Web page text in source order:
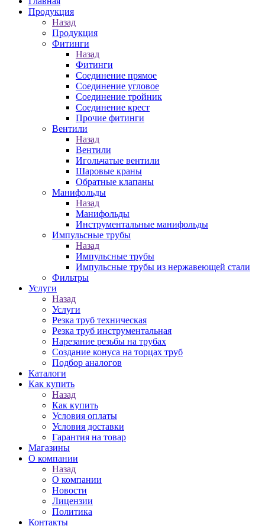
Продукция
Назад
Продукция
Фитинги
Назад
Фитинги
Соединение прямое
Соединение угловое
Соединение тройник
Соединение крест
Прочие фитинги
Вентили
Назад
Вентили
Игольчатые вентили
Шаровые краны
Обратные клапаны
Манифольды
Назад
Манифольды
Инструментальные манифольды
Импульсные трубы
Назад
Импульсные трубы
Импульсные трубы из нержавеющей стали
Фильтры
Услуги
Назад
Услуги
Резка труб техническая
Резка труб инструментальная
Нарезание резьбы на трубах
Создание конуса на торцах труб
Подбор аналогов
Каталоги
Как купить
Назад
Как купить
Условия оплаты
Условия доставки
Гарантия на товар
Магазины
О компании
Назад
О компании
Новости
Лицензии
Политика
Контакты